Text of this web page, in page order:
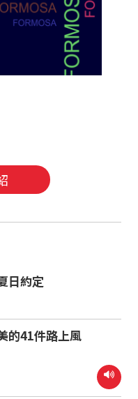
日約定
的41件路上風